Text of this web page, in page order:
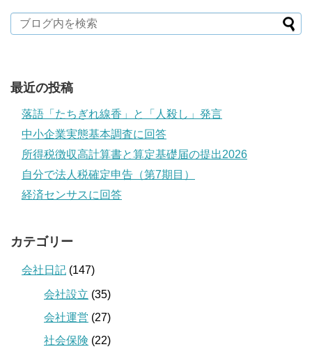
最近の投稿
落語「たちぎれ線香」と「人殺し」発言
中小企業実態基本調査に回答
所得税徴収高計算書と算定基礎届の提出2026
自分で法人税確定申告（第7期目）
経済センサスに回答
カテゴリー
会社日記 (147)
会社設立 (35)
会社運営 (27)
社会保険 (22)